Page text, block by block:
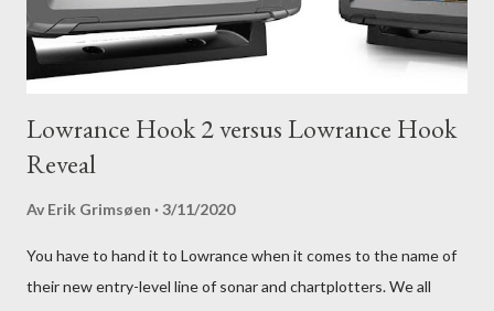
Lowrance Hook 2 versus Lowrance Hook
Reveal
Av Erik Grimsøen 3/11/2020
You have to hand it to Lowrance when it comes to the name of
their new entry-level line of sonar and chartplotters. We all